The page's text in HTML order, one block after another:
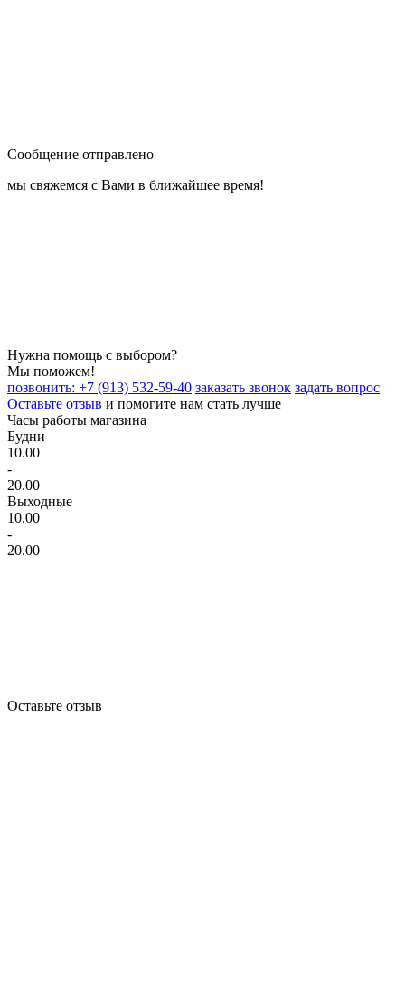
Сообщение отправлено
мы свяжемся с Вами в ближайшее время!
Нужна помощь с выбором?
Мы поможем!
позвонить: +7 (913) 532-59-40 заказать звонок задать вопрос
Оставьте отзыв и помогите нам стать лучше
Часы работы магазина
Будни
10.00
-
20.00
Выходные
10.00
-
20.00
Оставьте отзыв